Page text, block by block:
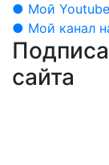
● Мой
● Мой канал
сайта